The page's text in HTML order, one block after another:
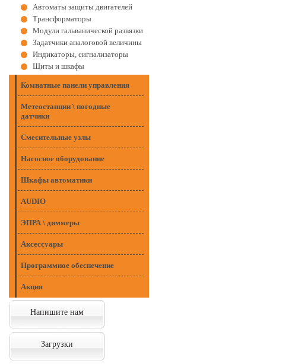
Автоматы защиты двигателей
Трансформаторы
Модули гальванической развязки
Задатчики аналоговой величины
Индикаторы, сигнализаторы
Щиты и шкафы
Комнатные панели управления
Метеостанции \ погодные
датчики
Смесительные узлы
Насосное оборудование
Шкафы автоматики
AUDIO
ЭПРА \ диммеры
Аксессуары
Программное обеспечение
Акция
Напишите нам
Загрузки